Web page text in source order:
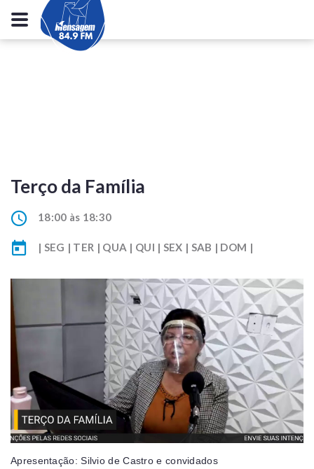
Terço da Família
18:00 às 18:30
| SEG | TER | QUA | QUI | SEX | SAB | DOM |
Apresentação: Silvio de Castro e convidados